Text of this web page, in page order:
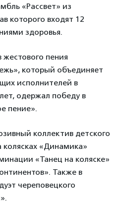
«Рассвет» из
которого входят 12
здоровья.
пения
который объединяет
исполнителей в
одержал победу в
пение».
коллектив детского
колясках «Динамика»
«Танец на коляске»
Также в
череповецкого